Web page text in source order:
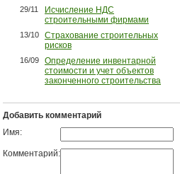
29/11
Исчисление НДС
строительными фирмами
13/10
Страхование строительных
рисков
16/09
Определение инвентарной
стоимости и учет объектов
законченного строительства
Добавить комментарий
Имя:
Комментарий: